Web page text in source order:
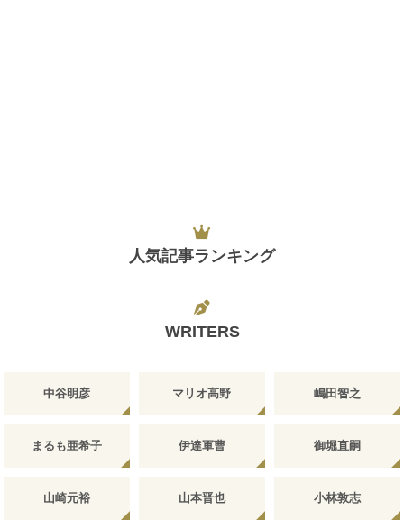
人気記事ランキング
WRITERS
中谷明彦 マリオ高野 嶋田智之
まるも亜希子 伊達軍曹 御堀直嗣
山崎元裕 山本晋也 小林敦志